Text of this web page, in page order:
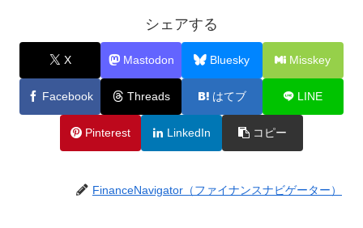
シェアする
X Mastodon Bluesky Misskey
Facebook Threads はてブ LINE
Pinterest LinkedIn コピー
FinanceNavigator（ファイナンスナビゲーター）